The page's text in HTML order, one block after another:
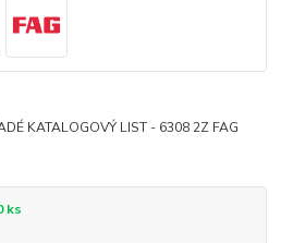
KATALOGOVÝ LIST - 6308 2Z FAG
ks